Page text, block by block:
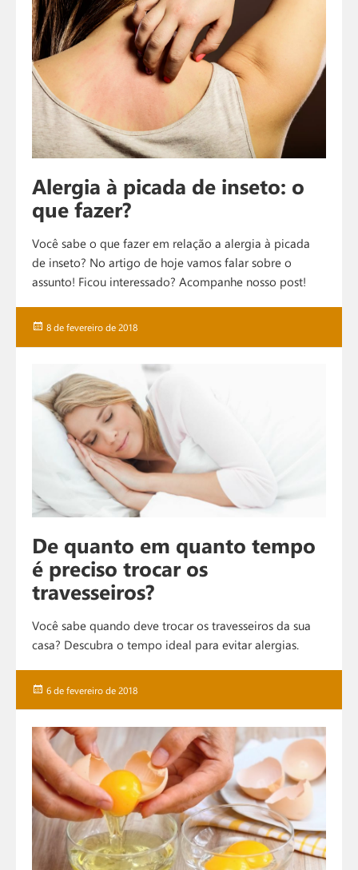
Alergia à picada de inseto: o
que fazer?
Você sabe o que fazer em relação a alergia à picada
de inseto? No artigo de hoje vamos falar sobre o
assunto! Ficou interessado? Acompanhe nosso post!
Publicado
8 de fevereiro de 2018
De quanto em quanto tempo
é preciso trocar os
travesseiros?
Você sabe quando deve trocar os travesseiros da sua
casa? Descubra o tempo ideal para evitar alergias.
Publicado
6 de fevereiro de 2018